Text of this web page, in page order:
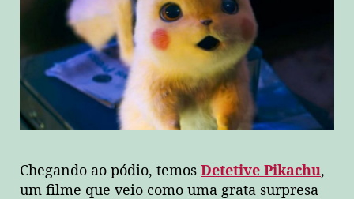
Chegando ao pódio, temos Detetive Pikachu,
um filme que veio como uma grata surpresa